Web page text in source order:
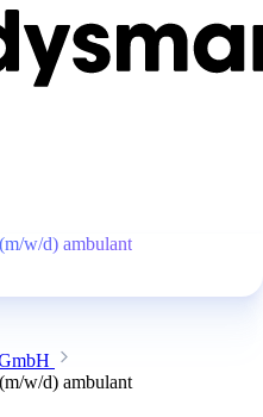
w/d) ambulant
w/d) ambulant